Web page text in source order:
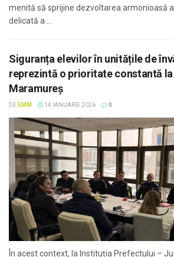
menită să sprijine dezvoltarea armonioasă
delicată a ...
Siguranța elevilor în unitățile de
reprezintă o prioritate constantă
Maramureș
DE EMM 14 IANUARIE 2026 0
În acest context, la Instituția Prefectului –